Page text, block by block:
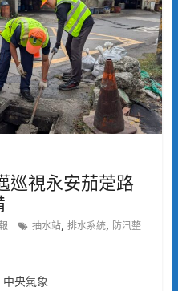
巡視永安茄萣路
抽水站, 排水系統, 防汛整
中央氣象